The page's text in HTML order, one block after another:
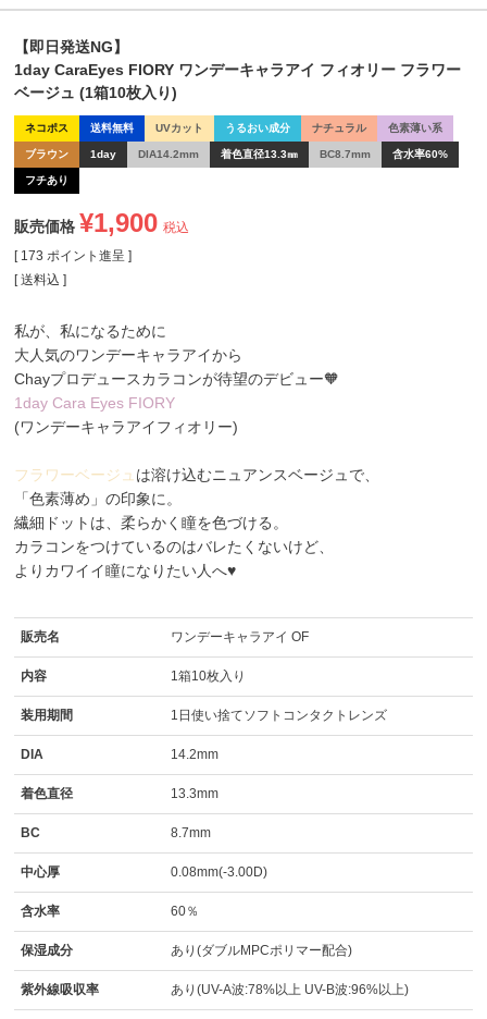
【即日発送NG】
1day CaraEyes FIORY ワンデーキャラアイ フィオリー フラワー
ベージュ (1箱10枚入り)
ネコポス 送料無料 UVカット うるおい成分 ナチュラル 色素薄い系
ブラウン 1day DIA14.2mm 着色直径13.3㎜ BC8.7mm 含水率60%
フチあり
販売価格 ¥1,900 税込
[ 173 ポイント進呈 ]
送料込
私が、私になるために
大人気のワンデーキャラアイから
Chayプロデュースカラコンが待望のデビュー🧡
1day Cara Eyes FIORY
(ワンデーキャラアイフィオリー)
フラワーベージュ は溶け込むニュアンスベージュで、
「色素薄め」の印象に。
繊細ドットは、柔らかく瞳を色づける。
カラコンをつけているのはバレたくないけど、
よりカワイイ瞳になりたい人へ♥
販売名 ワンデーキャラアイ OF
内容 1箱10枚入り
装用期間 1日使い捨てソフトコンタクトレンズ
DIA 14.2mm
着色直径 13.3mm
BC 8.7mm
中心厚 0.08mm(-3.00D)
含水率 60％
保湿成分 あり(ダブルMPCポリマー配合)
紫外線吸収率 あり(UV-A波:78%以上 UV-B波:96%以上)